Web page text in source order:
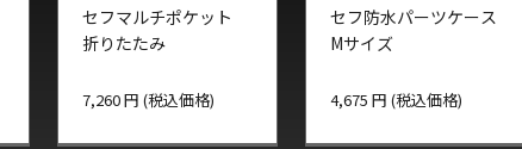
セフマルチポケット
折りたたみ
7,260 円 (税込価格)
セフ防水パーツケース
Mサイズ
4,675 円 (税込価格)